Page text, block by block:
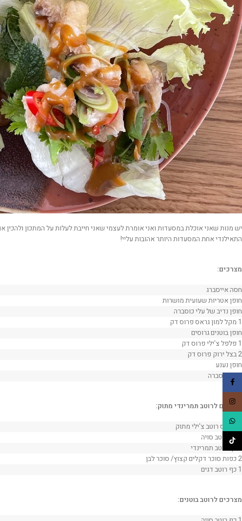
יש מנות שאני אוכלת במסעדות ואני אומרת לעצמי שאני חייבת לעלות על המתכון
התאילנדי אחת המסעדות היותר אהובות עליי!
מצרכים:
חסה אייסברג
חופן אטריות שעועית מושרות
חופן נדיב של עלי כוסברה
1 מקל למון גראס פרוס דק
חופן בוטנים גרוסים
1 פלפל צ'ילי פרוס דק
2 בצל ירוק פרוס דק
חופן נענע
חופן כוסברה
מצרכים לרוטב תמרינדי מתוק:
1/4 כוס רוטב צ'ילי מתוק
2 כפות סוכר דקלים קצוץ/ סוכר לבן
1 כף רוטב דגים
מצרכים לרוטב בוטנים:
Instagram
WhatsApp
TikTok